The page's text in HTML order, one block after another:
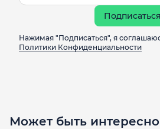
Подписаться
Нажимая "Подписаться", я
Политики Конфиденциальности
Может быть интересно